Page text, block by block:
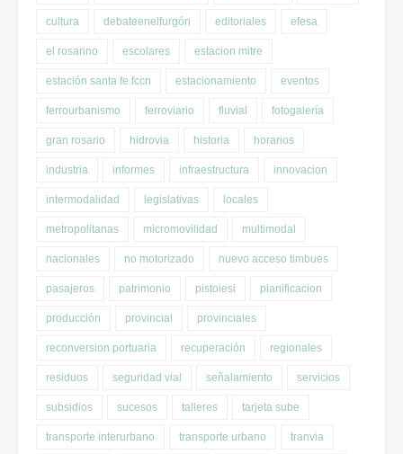
cultura debateenelfurgón editoriales efesa
el rosarino escolares estacion mitre
estación santa fe fccn estacionamiento eventos
ferrourbanismo ferroviario fluvial fotogalería
gran rosario hidrovia historia horarios
industria informes infraestructura innovacion
intermodalidad legislativas locales
metropolitanas micromovilidad multimodal
nacionales no motorizado nuevo acceso timbues
pasajeros patrimonio pistoiesi planificacion
producción provincial provinciales
reconversion portuaria recuperación regionales
residuos seguridad vial señalamiento servicios
subsidios sucesos talleres tarjeta sube
transporte interurbano transporte urbano tranvia